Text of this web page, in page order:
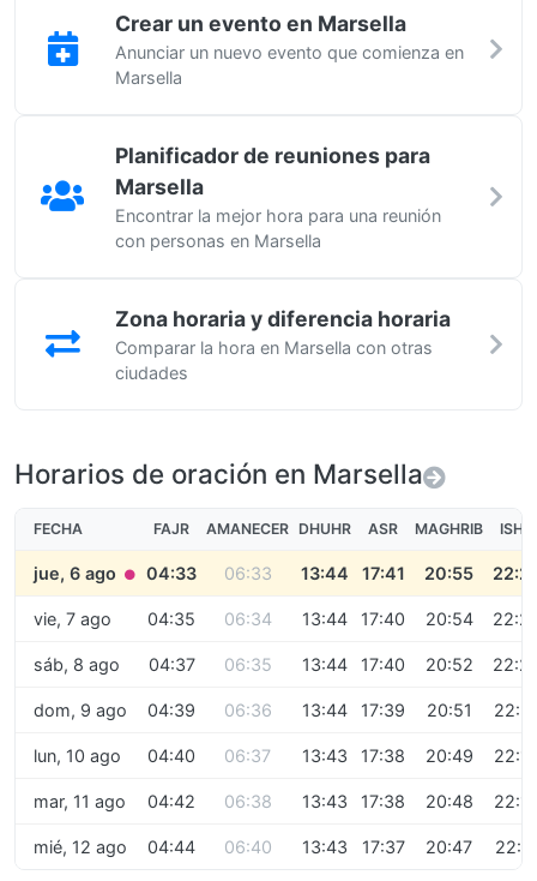
Crear un evento en Marsella
Anunciar un nuevo evento que comienza en
Marsella
Planificador de reuniones para
Marsella
Encontrar la mejor hora para una reunión
con personas en Marsella
Zona horaria y diferencia horaria
Comparar la hora en Marsella con otras
ciudades
Horarios de oración en Marsella
FECHA FAJR AMANECER DHUHR ASR MAGHRIB ISHA
jue, 6 ago ● 04:33 06:33 13:44 17:41 20:55
vie, 7 ago 04:35 06:34 13:44 17:40 20:54
sáb, 8 ago 04:37 06:35 13:44 17:40 20:52
dom, 9 ago 04:39 06:36 13:44 17:39 20:51
lun, 10 ago 04:40 06:37 13:43 17:38 20:49
mar, 11 ago 04:42 06:38 13:43 17:38 20:48
mié, 12 ago 04:44 06:40 13:43 17:37 20:47